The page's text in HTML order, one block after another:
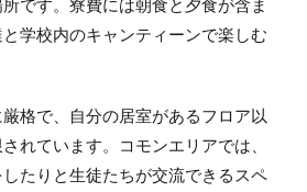
です。寮費には朝食と夕食が含ま
学校内のキャンティーンで楽しむ
格で、自分の居室があるフロア以
れています。コモンエリアでは、
たりと生徒たちが交流できるスペ